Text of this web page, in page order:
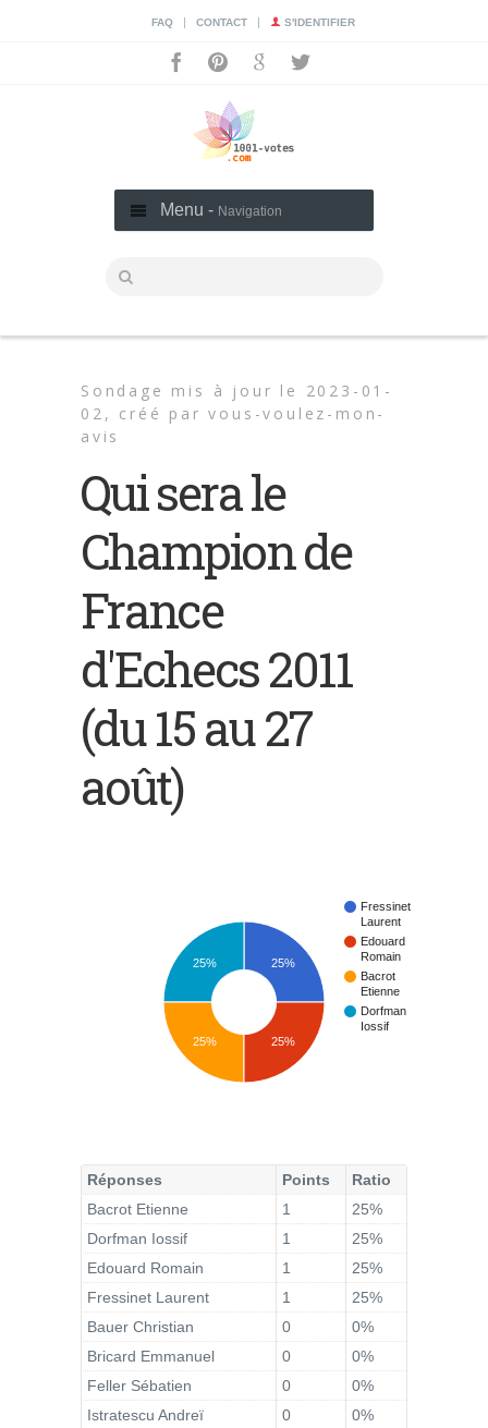
FAQ | CONTACT | S'IDENTIFIER
Menu - Navigation
Sondage mis à jour le 2023-01-
02, créé par vous-voulez-mon-
avis
Qui sera le
Champion de
France
d'Echecs 2011
(du 15 au 27
août)
Fressinet
Laurent
Edouard
Romain
Bacrot
Etienne
Dorfman
Iossif
25%
25%
25% 25%
Réponses Points
Ratio
Bacrot Etienne
1
25%
Dorfman Iossif
1
25%
Edouard Romain
1
25%
Fressinet Laurent
1
25%
Bauer Christian
0
0%
Bricard Emmanuel
0
0%
Feller Sébatien
0
0%
Istratescu Andreï
0
0%